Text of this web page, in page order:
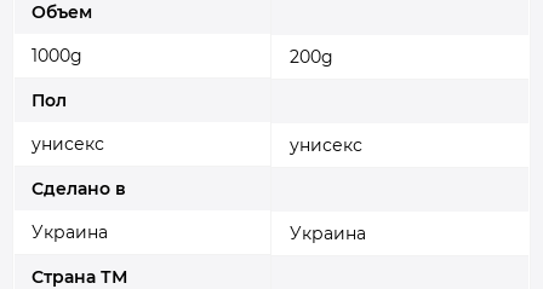
Объем
1000g
Пол
унисекс
Сделано в
Украина
Страна ТМ
200g
унисекс
Украина